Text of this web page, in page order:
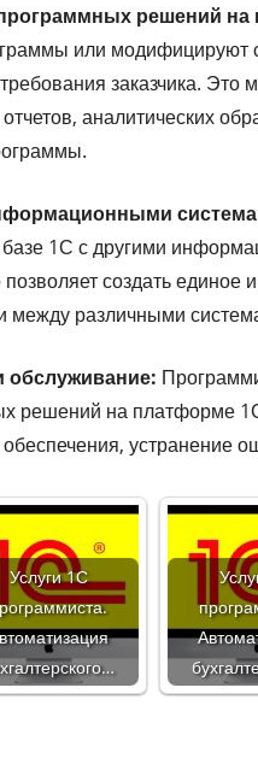
решений
или модифицируют
заказчика.
аналитических
1С с другими
создать
между различными
обслуживание:
решений на платформе
устранение
Услуги 1С